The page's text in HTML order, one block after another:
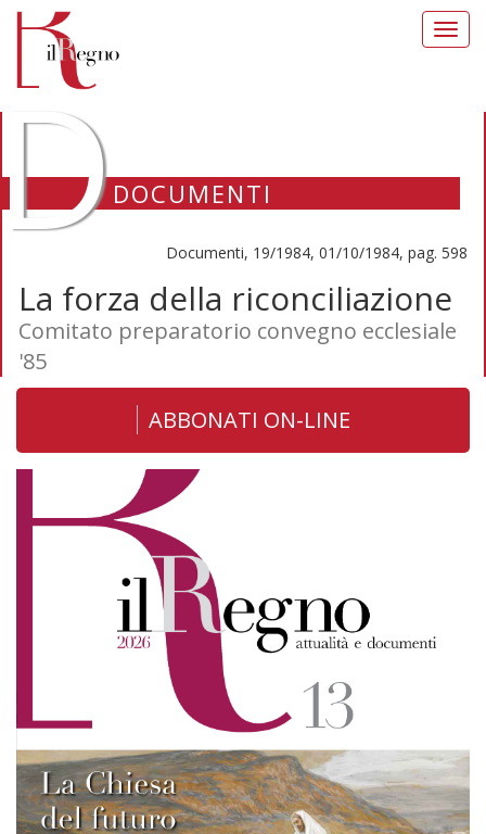
DOCUMENTI
Documenti, 19/1984, 01/10/1984, pag. 598
La forza della riconciliazione
Comitato preparatorio convegno ecclesiale
'85
ABBONATI ON-LINE